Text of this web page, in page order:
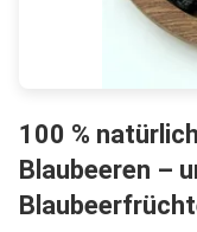
100 %
Blaubeeren –